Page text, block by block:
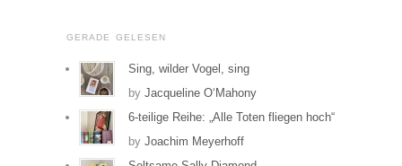
auf
Facebook
anzeigen
tausendleben
auf
Instagram
anzeigen
GERADE GELESEN
Sing, wilder Vogel, sing
by Jacqueline O‘Mahony
6-teilige Reihe: „Alle Toten fliegen hoch“
by Joachim Meyerhoff